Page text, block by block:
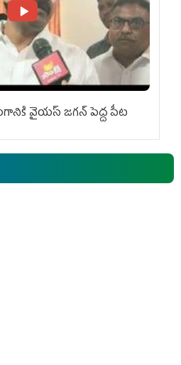
వైయ‌స్ జ‌గ‌న్ పెద్ద పీట